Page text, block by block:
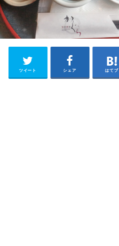
ツイート シェア はてブ